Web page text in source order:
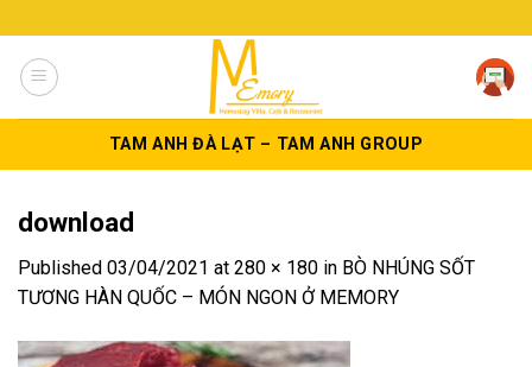
to
content
TAM ANH ĐÀ LẠT – TAM ANH GROUP
download
Published 03/04/2021 at 280 × 180 in BÒ NHÚNG SỐT
TƯƠNG HÀN QUỐC – MÓN NGON Ở MEMORY